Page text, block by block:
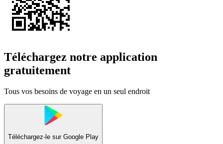
Téléchargez notre application
gratuitement
Tous vos besoins de voyage en un seul endroit
Téléchargez-le sur Google Play